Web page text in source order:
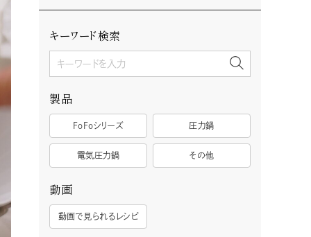
様の声 採用情報
キーワード検索
製品
FoFoシリーズ 圧力鍋
電気圧力鍋 その他
動画
動画で見られるレシピ